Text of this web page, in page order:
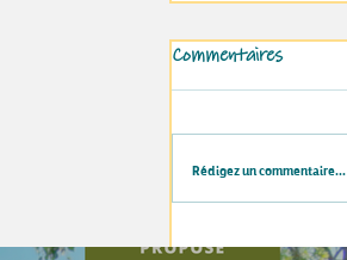
Commentaires
Rédigez un commentaire...